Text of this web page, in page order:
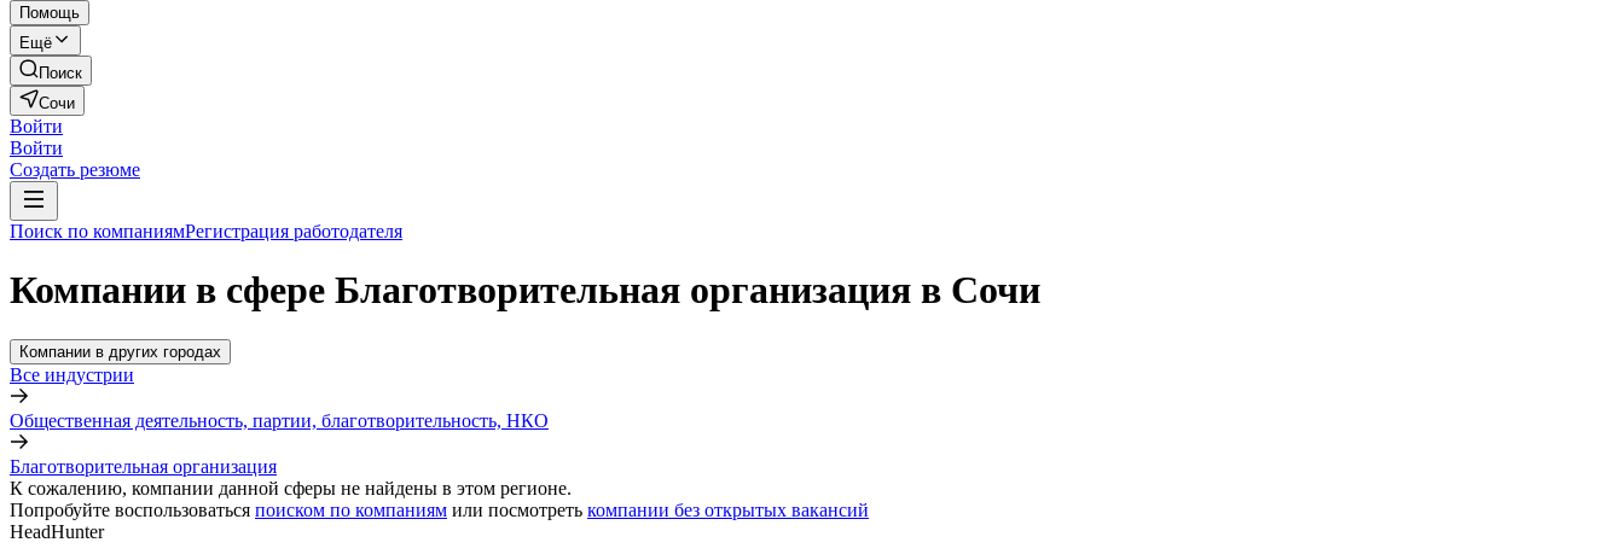
Помощь
Ещё
Поиск
Сочи
Войти
Войти
Создать резюме
Поиск по компаниямРегистрация работодателя
Компании в сфере Благотворительная организация в Сочи
Компании в других городах
Все индустрии
Общественная деятельность, партии, благотворительность, НКО
Благотворительная организация
К сожалению, компании данной сферы не найдены в этом регионе.
Попробуйте воспользоваться поиском по компаниям или посмотреть компании без открытых вакансий
HeadHunter